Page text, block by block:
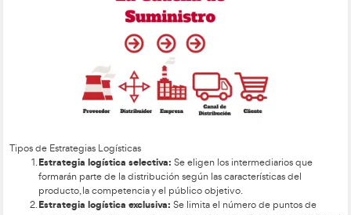
Elementos Clave de la Estrategia Logística
Materias primas: Selección y gestión eficiente de
Proveedores:Establecimiento de relaciones sólidas y
Centros de producción y almacenaje:Optimización
y capacidad.
información.
Redes de distribución y venta:Asegurar la
producto en el momento y lugar precisos a un coste